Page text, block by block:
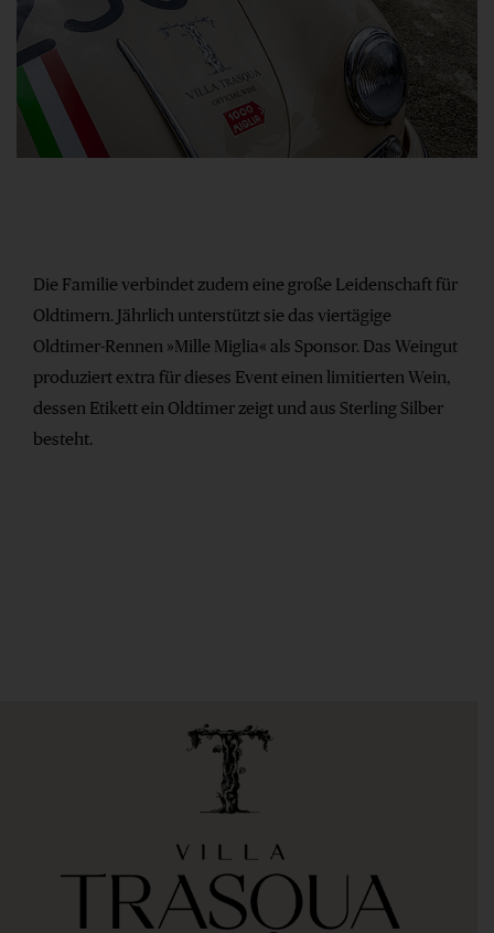
Die Familie verbindet zudem eine große Leidenschaft für
Oldtimern. Jährlich unterstützt sie das viertägige
Oldtimer-Rennen »Mille Miglia« als Sponsor. Das Weingut
produziert extra für dieses Event einen limitierten Wein,
dessen Etikett ein Oldtimer zeigt und aus Sterling Silber
besteht.